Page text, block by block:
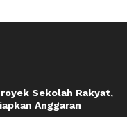
Sekolah Rakyat,
Anggaran